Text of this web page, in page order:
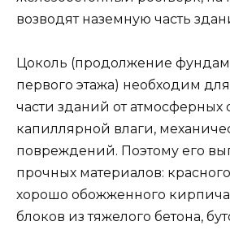
возводят наземную часть
Цоколь (продолжение
первого этажа) необходим
части зданий от атмосферных
капиллярной влаги,
повреждений. Поэтому его
прочных материалов:
хорошо обожженного
блоков из тяжелого бетона,